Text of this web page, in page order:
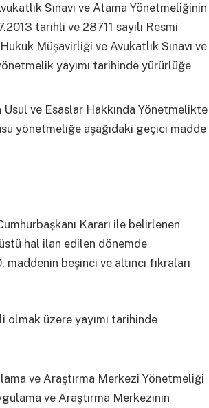
Sınavı ve Atama Yönetmeliğinin
tarihli ve 28711 sayılı Resmi
Müşavirliği ve Avukatlık Sınavı ve
yayımı tarihinde yürürlüğe
ve Esaslar Hakkında Yönetmelikte
yönetmeliğe aşağıdaki geçici madde
Kararı ile belirlenen
hal ilan edilen dönemde
beşinci ve altıncı fıkraları
üzere yayımı tarihinde
ve Araştırma Merkezi Yönetmeliği
ve Araştırma Merkezinin